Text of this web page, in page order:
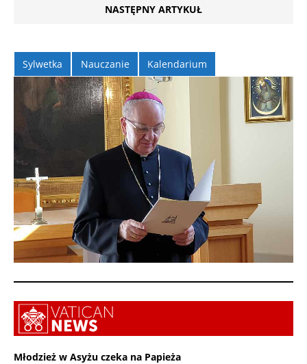
NASTĘPNY ARTYKUŁ
Sylwetka Nauczanie Kalendarium
Młodzież w Asyżu czeka na Papieża